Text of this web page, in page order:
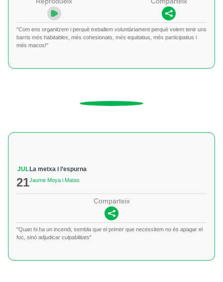
"Com ens organitzem i perquè treballem voluntàriament perquè volem tenir uns
barris més habitables, més cohesionats, més equitatius, més participatius i
més macos!"
JUL
21
La metxa i l’espurna
Jaume Moya i Matas
Comparteix
"Quan hi ha un incendi, sembla que el primer que necessitem no és apagar el
foc, sinó adjudicar culpabilitats"